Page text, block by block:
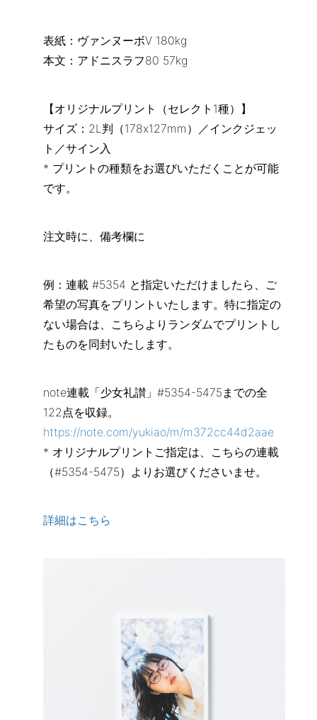
表紙：ヴァンヌーボV 180kg
本文：アドニスラフ80 57kg
【オリジナルプリント（セレクト1種）】
サイズ：2L判（178x127mm）／インクジェッ
ト／サイン入
* プリントの種類をお選びいただくことが可能
です。
注文時に、備考欄に
例：連載 #5354 と指定いただけましたら、ご
希望の写真をプリントいたします。特に指定の
ない場合は、こちらよりランダムでプリントし
たものを同封いたします。
note連載「少女礼讃」#5354-5475までの全
122点を収録。
https://note.com/yukiao/m/m372cc44d2aae
* オリジナルプリントご指定は、こちらの連載
（#5354-5475）よりお選びくださいませ。
詳細はこちら